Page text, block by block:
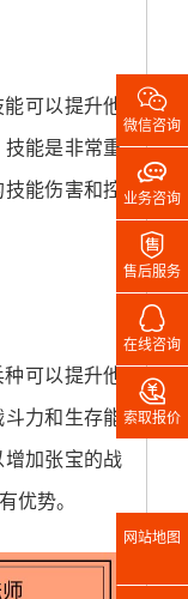
可以提升他
能是非常重
能伤害和控
可以提升他
力和生存能
加张宝的战
优势。

微信咨询

业务咨询

售后服务

在线咨询

索取报价
网站地图